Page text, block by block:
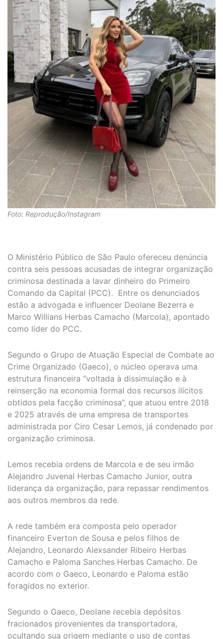
Foto: Reprodução/Instagram
O Ministério Público de São Paulo ofereceu denúncia
contra seis pessoas acusadas de integrar organização
criminosa destinada a lavar dinheiro do Primeiro
Comando da Capital (PCC). Entre os denunciados
estão a advogada e influencer Deolane Bezerra e
Marco Willians Herbas Camacho (Marcola), apontado
como líder do PCC.
Segundo o Grupo de Atuação Especial de Combate ao
Crime Organizado (Gaeco), o núcleo operava uma
estrutura financeira “voltada à dissimulação e à
reinserção na economia formal dos recursos ilícitos
obtidos pela facção criminosa”, que atuou entre 2018
e 2025 através de uma empresa de transportes
administrada por Ciro Cesar Lemos, já condenado por
organização criminosa.
Lemos recebia ordens de Marcola e de seu irmão
Alejandro Juvenal Herbas Camacho Junior, outra
liderança da organização, para repassar rendimentos
aos outros membros da rede.
A rede também era composta pelo operador
financeiro Everton de Sousa e pelos filhos de
Alejandro, Leonardo Alexsander Ribeiro Herbas
Camacho e Paloma Sanches Herbas Camacho. De
acordo com o Gaeco, Leonardo e Paloma estão
foragidos no exterior.
Segundo o Gaeco, Deolane recebia depósitos
fracionados provenientes da transportadora,
ocultando sua origem mediante o uso de contas